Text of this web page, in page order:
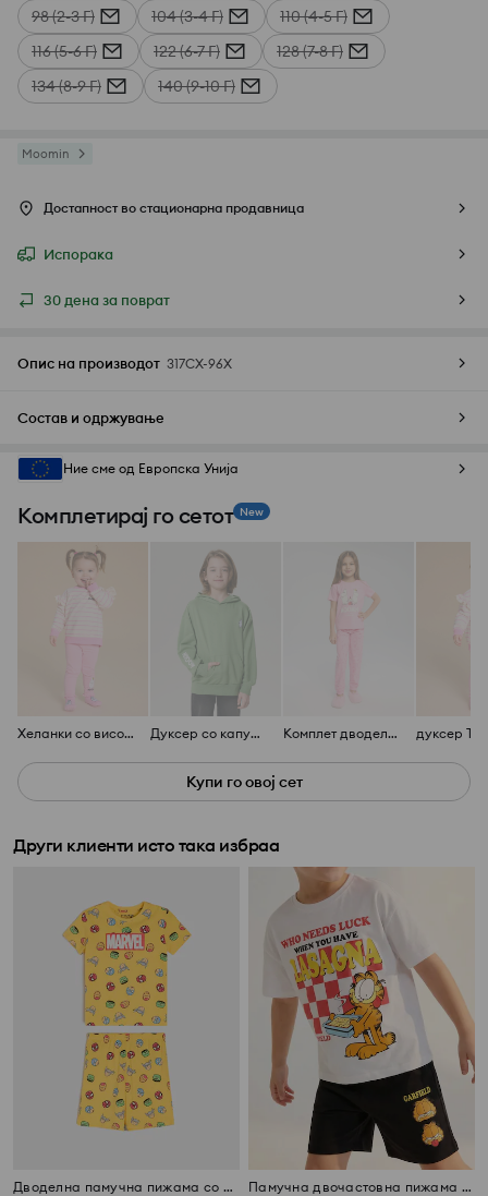
98 (2-3 Г) 104 (3-4 Г)
110 (4-5 Г)
116 (5-6 Г)
122 (6-7 Г)
128 (7-8 Г)
134 (8-9 Г)
140 (9-10 Г)
Moomin
Достапност во стационарна продавница
Испорака
30 дена за поврат
Опис на производот 317CX-96X
Состав и одржување
Ние сме од Европска Унија
Комплетирај го сетот New
Хеланки со висок струк The Moomins Дуксер со капуљача The Moomins Комплет дводелни пижами The Moomins
Купи го овој сет
Други клиенти исто така избраа
Дводелна памучна пижама со принт Marvel Памучна двочастовна пижама со принт Garfield